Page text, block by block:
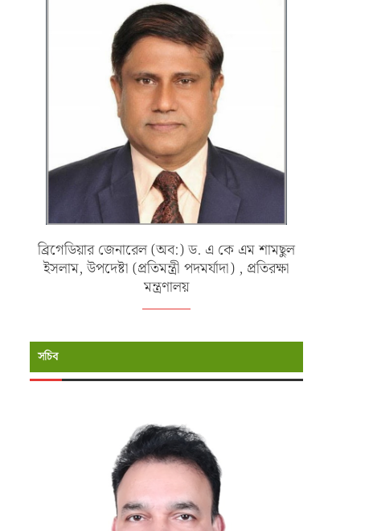
ব্রিগেডিয়ার জেনারেল (অব:) ড. এ কে এম শামছুল
ইসলাম, উপদেষ্টা (প্রতিমন্ত্রী পদমর্যাদা) , প্রতিরক্ষা
মন্ত্রণালয়
সচিব